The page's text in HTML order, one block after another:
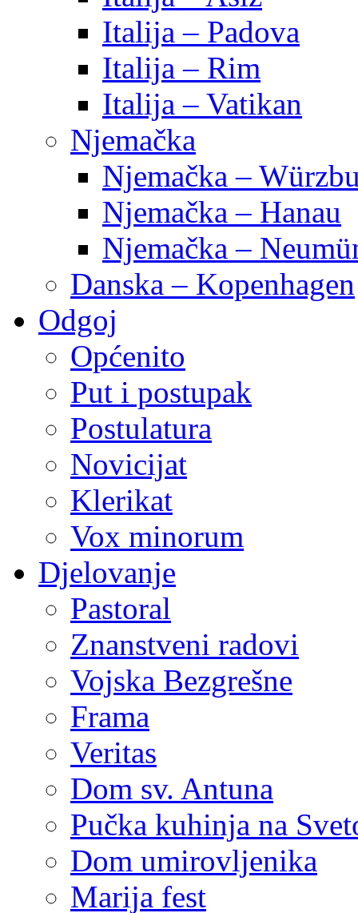
Italija – Padova
Italija – Rim
Italija – Vatikan
Njemačka
Njemačka –
Njemačka – Hanau
Njemačka –
Danska – Kopenhagen
Odgoj
Općenito
Put i postupak
Postulatura
Novicijat
Klerikat
Vox minorum
Djelovanje
Pastoral
Znanstveni radovi
Vojska Bezgrešne
Frama
Veritas
Dom sv. Antuna
Pučka kuhinja na
Dom umirovljenika
Marija fest